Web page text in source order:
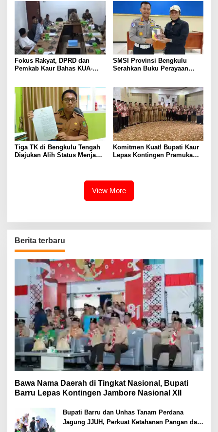
Fokus Rakyat, DPRD dan
Pemkab Kaur Bahas KUA-
SMSI Provinsi Bengkulu
Serahkan Buku Perayaan
Tiga TK di Bengkulu Tengah
Diajukan Alih Status Menjadi
Komitmen Kuat! Bupati Kaur
Lepas Kontingen Pramuka
View More
Berita terbaru
Bawa Nama Daerah di Tingkat Nasional, Bupati
Barru Lepas Kontingen Jambore Nasional XII
Bupati Barru dan Unhas Tanam Perdana
Jagung JJUH, Perkuat Ketahanan Pangan dan